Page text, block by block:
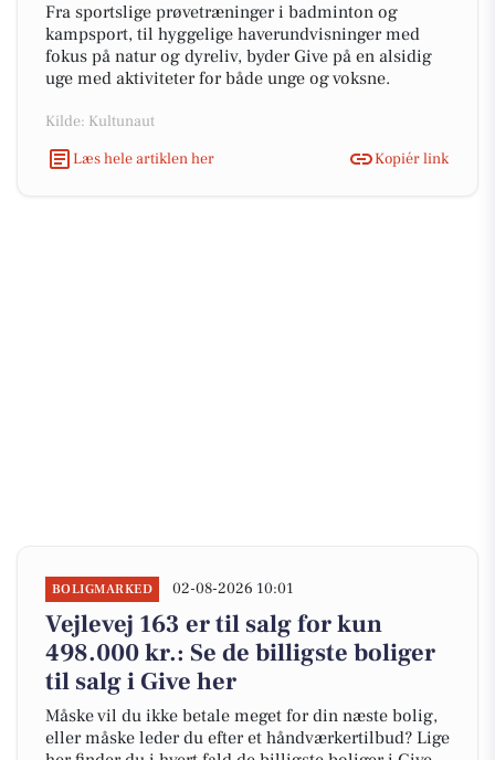
Fra sportslige prøvetræninger i badminton og
kampsport, til hyggelige haverundvisninger med
fokus på natur og dyreliv, byder Give på en alsidig
uge med aktiviteter for både unge og voksne.
Kilde: Kultunaut
Læs hele artiklen her
Kopiér link
BOLIGMARKED 02-08-2026 10:01
Vejlevej 163 er til salg for kun
498.000 kr.: Se de billigste boliger
til salg i Give her
Måske vil du ikke betale meget for din næste bolig,
eller måske leder du efter et håndværkertilbud? Lige